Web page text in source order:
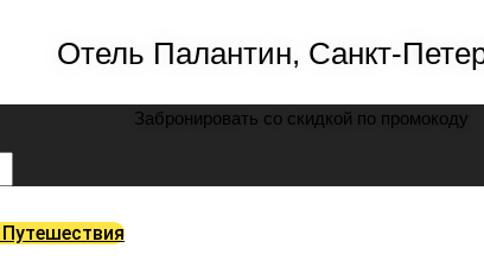
Отель Палантин, Санкт-
Забронировать со скидкой по промокоду